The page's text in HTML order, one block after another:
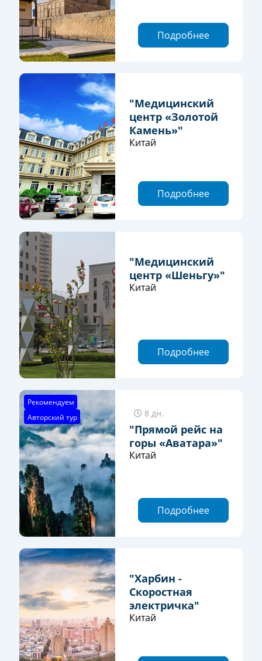
Подробнее
"Медицинский
центр «Золотой
Камень»"
Китай
Подробнее
"Медицинский
центр «Шеньгу»"
Китай
Подробнее
Рекомендуем
Авторский тур
8 дн.
"Прямой рейс на
горы «Аватара»"
Китай
Подробнее
"Харбин -
Скоростная
электричка"
Китай